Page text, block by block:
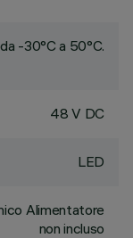
da -30°C a 50°C.
48 V DC
LED
Alimentatore
non incluso